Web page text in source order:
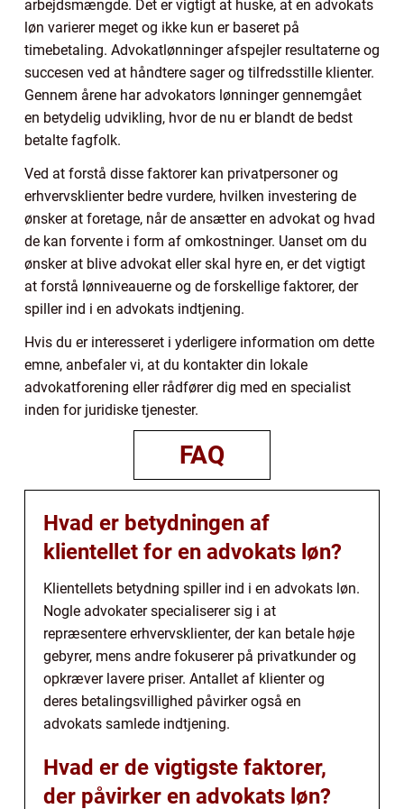
arbejdsmængde. Det er vigtigt at huske, at en advokats
løn varierer meget og ikke kun er baseret på
timebetaling. Advokatlønninger afspejler resultaterne og
succesen ved at håndtere sager og tilfredsstille klienter.
Gennem årene har advokators lønninger gennemgået
en betydelig udvikling, hvor de nu er blandt de bedst
betalte fagfolk.
Ved at forstå disse faktorer kan privatpersoner og
erhvervsklienter bedre vurdere, hvilken investering de
ønsker at foretage, når de ansætter en advokat og hvad
de kan forvente i form af omkostninger. Uanset om du
ønsker at blive advokat eller skal hyre en, er det vigtigt
at forstå lønniveauerne og de forskellige faktorer, der
spiller ind i en advokats indtjening.
Hvis du er interesseret i yderligere information om dette
emne, anbefaler vi, at du kontakter din lokale
advokatforening eller rådfører dig med en specialist
inden for juridiske tjenester.
FAQ
Hvad er betydningen af
klientellet for en advokats løn?
Klientellets betydning spiller ind i en advokats løn.
Nogle advokater specialiserer sig i at
repræsentere erhvervsklienter, der kan betale høje
gebyrer, mens andre fokuserer på privatkunder og
opkræver lavere priser. Antallet af klienter og
deres betalingsvillighed påvirker også en
advokats samlede indtjening.
Hvad er de vigtigste faktorer,
der påvirker en advokats løn?